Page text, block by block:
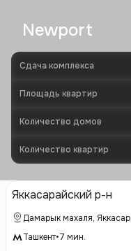
Newport
Сдача комплекса
Площадь квартир
Количество домов
Количество квартир
Яккасарайский р-н
Дамарык махаля,
Ташкент•7 мин.